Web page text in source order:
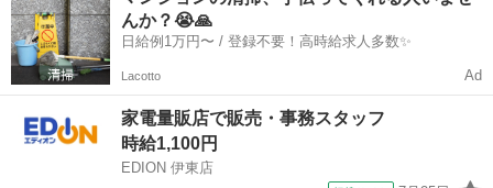
んか？😭🙏
日給例1万円〜 / 登録不要！高時給求人多数✨
Lacotto Ad
家電量販店で販売・事務スタッフ
時給1,100円
EDION 伊東店